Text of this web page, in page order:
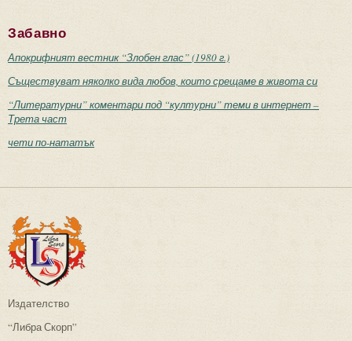
Забавно
Апокрифният вестник “Злобен глас” (1980 г.)
Съществуват няколко вида любов, които срещаме в живота си
“Литературни” коментари под “културни” теми в интернет –
Трета част
чети по-нататък
Издателство
“Либра Скорп”